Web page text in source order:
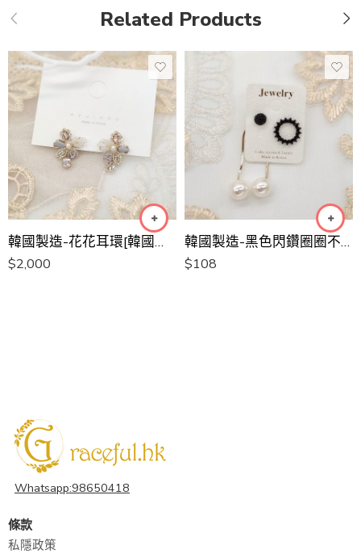
Related Products
韓國製造-花花耳環[韓國手工耳環]
$2,000
韓國製造-黑色閃鑽圈圈不對稱珍珠長耳環
$108
Whatsapp:98650418
條款
私隱政策